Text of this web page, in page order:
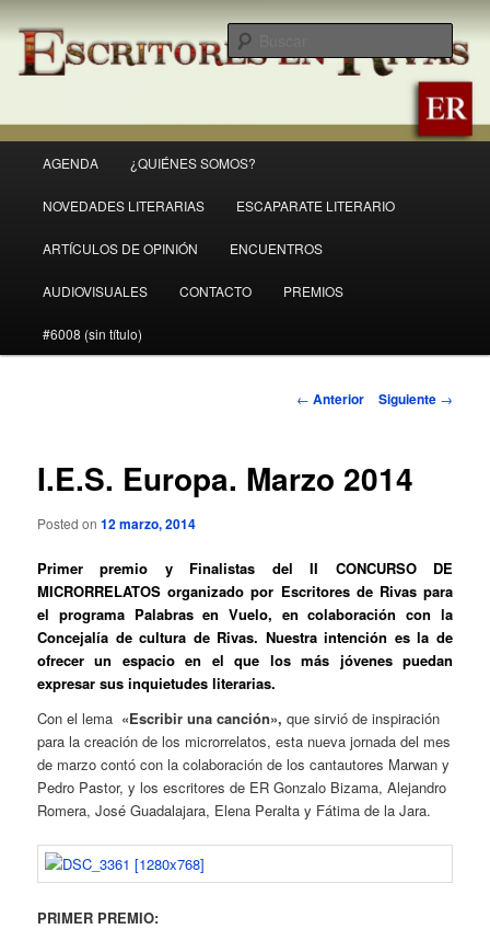
Ir
al
contenido
principal
Revista Escritores en Rivas
principal
AGENDA ¿QUIÉNES SOMOS?
NOVEDADES LITERARIAS ESCAPARATE LITERARIO
ARTÍCULOS DE OPINIÓN ENCUENTROS
AUDIOVISUALES CONTACTO PREMIOS
#6008 (sin título)
Navegación
← Anterior Siguiente →
I.E.S. Europa. Marzo 2014
Posted on12 marzo, 2014
Primer premio y Finalistas del II CONCURSO DE
MICRORRELATOS organizado por Escritores de Rivas para
el programa Palabras en Vuelo, en colaboración con la
Concejalía de cultura de Rivas. Nuestra intención es la de
ofrecer un espacio en el que los más jóvenes puedan
expresar sus inquietudes literarias.
Con el lema «Escribir una canción»,que sirvió de inspiración
para la creación de los microrrelatos, esta nueva jornada del mes
de marzo contó con la colaboración de los cantautores Marwan y
Pedro Pastor, y los escritores de ER Gonzalo Bizama, Alejandro
Romera, José Guadalajara, Elena Peralta y Fátima de la Jara.
PRIMER PREMIO: